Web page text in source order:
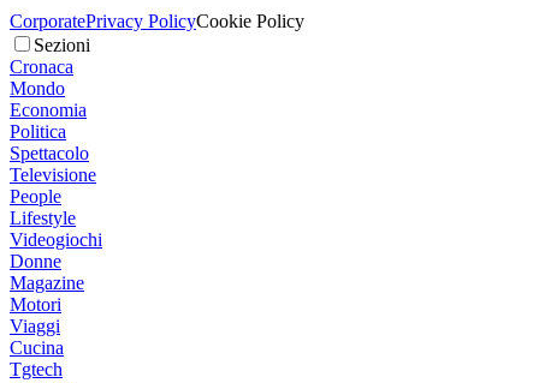
CorporatePrivacy PolicyCookie Policy
Sezioni
Cronaca
Mondo
Economia
Politica
Spettacolo
Televisione
People
Lifestyle
Videogiochi
Donne
Magazine
Motori
Viaggi
Cucina
Tgtech